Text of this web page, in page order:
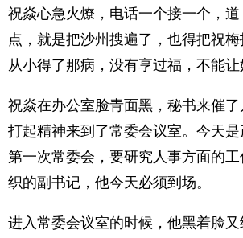
祝焱心急火燎，电话一个接一个，道
点，就是把沙州搜遍了，也得把祝
从小得了那病，没有享过福，不能让
祝焱在办公室脸青面黑，秘书来催
打起精神来到了常委会议室。今天
第一次常委会，要研究人事方面的工
织的副书记，他今天必须到场。
进入常委会议室的时候，他黑着脸